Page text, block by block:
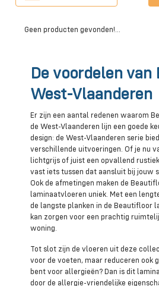
Geen producten gevonden!...
De voordelen
West-Vlaanderen
Er zijn een aantal redenen waarom
de West-Vlaanderen lijn een goede
design: de West-Vlaanderen serie
verschillende uitvoeringen. Of je nu
lichtgrijs of juist een opvallend
vast iets tussen dat aansluit bij jouw
Ook de afmetingen maken de
laminaatvloeren uniek. Met een
de langste planken in de Beautifloor
kan zorgen voor een prachtig
woning.
Tot slot zijn de vloeren uit deze
voor de voeten, maar reduceren ook
bent voor allergieën? Dan is dit
door de allergie-vriendelijke